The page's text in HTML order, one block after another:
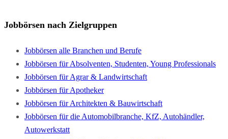
Jobbörsen nach Zielgruppen
Jobbörsen alle Branchen und Berufe
Jobbörsen für Absolventen, Studenten, Young Professionals
Jobbörsen für Agrar & Landwirtschaft
Jobbörsen für Apotheker
Jobbörsen für Architekten & Bauwirtschaft
Jobbörsen für die Automobilbranche, KfZ, Autohändler,
Autowerkstatt